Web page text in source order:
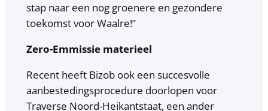
stap naar een nog groenere en gezondere
toekomst voor Waalre!”
Zero-Emmissie materieel
Recent heeft Bizob ook een succesvolle
aanbestedingsprocedure doorlopen voor
Traverse Noord-Heikantstaat, een ander